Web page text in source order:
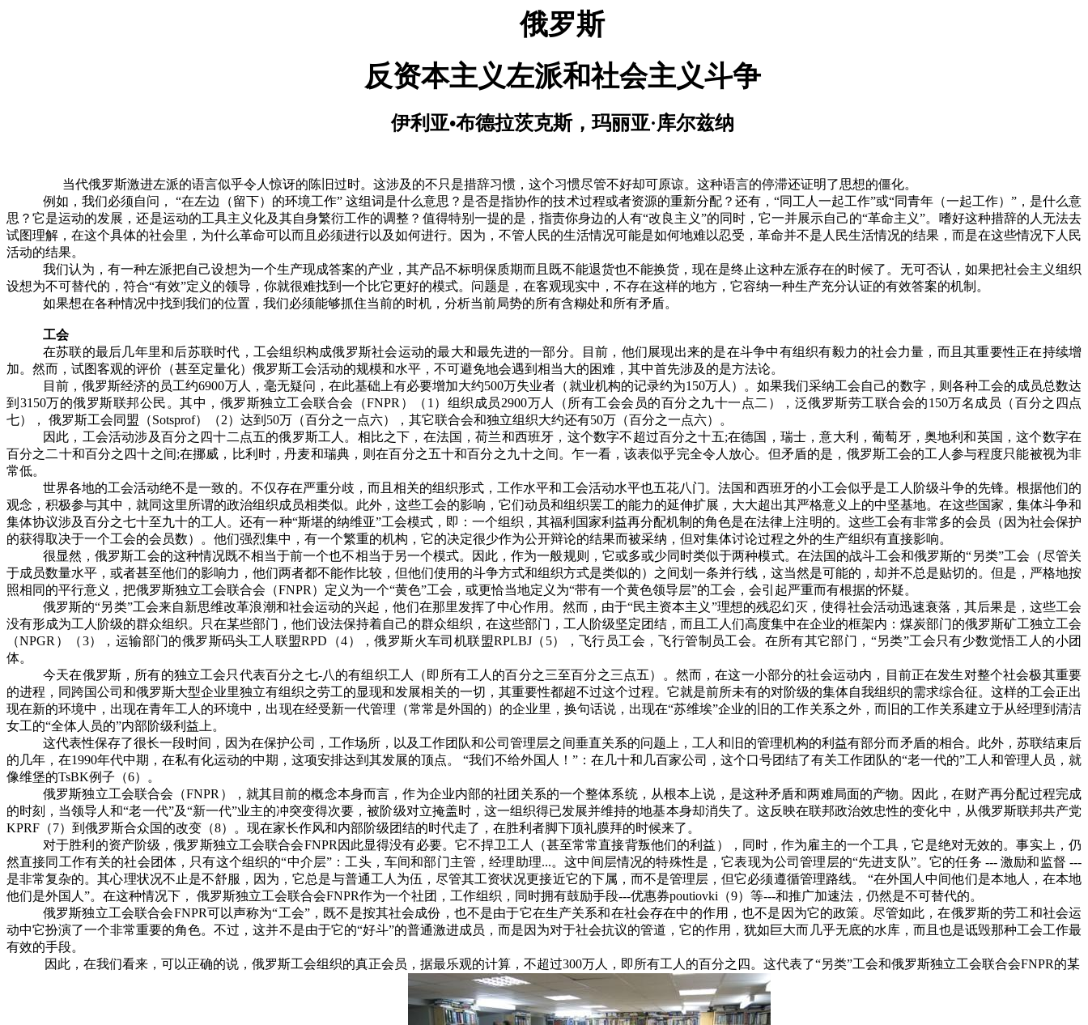
俄罗斯
反资本主义左派和社会主义斗争
伊利亚•布德拉茨克斯，玛丽亚·库尔兹纳
当代俄罗斯激进左派的语言似乎令人惊讶的陈旧过时。这涉及的不只是措辞习惯，这个习惯尽管不好却可原谅。这种语言的停滞还证明了思想的僵化。
例如，我们必须自问， “在左边（留下）的环境工作” 这组词是什么意思？是否是指协作的技术过程或者资源的重新分配？还有，“同工人一起工作”或“同青年（一起工作）”，是什么意
思？它是运动的发展，还是运动的工具主义化及其自身繁衍工作的调整？值得特别一提的是，指责你身边的人有“改良主义”的同时，它一并展示自己的“革命主义”。嗜好这种措辞的人无法去
试图理解，在这个具体的社会里，为什么革命可以而且必须进行以及如何进行。因为，不管人民的生活情况可能是如何地难以忍受，革命并不是人民生活情况的结果，而是在这些情况下人民
活动的结果。
我们认为，有一种左派把自己设想为一个生产现成答案的产业，其产品不标明保质期而且既不能退货也不能换货，现在是终止这种左派存在的时候了。无可否认，如果把社会主义组织
设想为不可替代的，符合“有效”定义的领导，你就很难找到一个比它更好的模式。问题是，在客观现实中，不存在这样的地方，它容纳一种生产充分认证的有效答案的机制。
如果想在各种情况中找到我们的位置，我们必须能够抓住当前的时机，分析当前局势的所有含糊处和所有矛盾。
工会
在苏联的最后几年里和后苏联时代，工会组织构成俄罗斯社会运动的最大和最先进的一部分。目前，他们展现出来的是在斗争中有组织有毅力的社会力量，而且其重要性正在持续增
加。然而，试图客观的评价（甚至定量化）俄罗斯工会活动的规模和水平，不可避免地会遇到相当大的困难，其中首先涉及的是方法论。
目前，俄罗斯经济的员工约6900万人，毫无疑问，在此基础上有必要增加大约500万失业者（就业机构的记录约为150万人）。如果我们采纳工会自己的数字，则各种工会的成员总数达
到 3150万的俄罗斯联邦公民。其中，俄罗斯独立工会联合会（FNPR ）（ 1 ）组织成员2900万人（所有工会会员的百分之九十一点二），泛俄罗斯劳工联合会的150万名成员（百分之四点
七）， 俄罗斯工会同盟（Sotsprof）（2）达到 50万（百分之一点六），其它联合会和独立组织大约还有50万（百分之一点六）。
因此，工会活动涉及百分之四十二点五的俄罗斯工人。相比之下，在法国，荷兰和西班牙，这个数字不超过百分之十五;在德国，瑞士，意大利，葡萄牙，奥地利和英国，这个数字在
百分之二十和百分之四十之间;在挪威，比利时，丹麦和瑞典，则在百分之五十和百分之九十之间。乍一看，该表似乎完全令人放心。但矛盾的是，俄罗斯工会的工人参与程度只能被视为非
常低。
世界各地的工会活动绝不是一致的。不仅存在严重分歧，而且相关的组织形式，工作水平和工会活动水平也五花八门。法国和西班牙的小工会似乎是工人阶级斗争的先锋。根据他们的
观念，积极参与其中，就同这里所谓的政治组织成员相类似。此外，这些工会的影响，它们动员和组织罢工的能力的延伸扩展，大大超出其严格意义上的中坚基地。在这些国家，集体斗争和
集体协议涉及百分之七十至九十的工人。还有一种“斯堪的纳维亚”工会模式，即：一个组织，其福利国家利益再分配机制的角色是在法律上注明的。这些工会有非常多的会员（因为社会保护
的获得取决于一个工会的会员数）。他们强烈集中，有一个繁重的机构，它的决定很少作为公开辩论的结果而被采纳，但对集体讨论过程之外的生产组织有直接影响。
很显然，俄罗斯工会的这种情况既不相当于前一个也不相当于另一个模式。因此，作为一般规则，它或多或少同时类似于两种模式。在法国的战斗工会和俄罗斯的“另类”工会（尽管关
于成员数量水平，或者甚至他们的影响力，他们两者都不能作比较，但他们使用的斗争方式和组织方式是类似的）之间划一条并行线，这当然是可能的，却并不总是贴切的。但是，严格地按
照相同的平行意义，把俄罗斯独立工会联合会（FNPR ）定义为一个“黄色”工会，或更恰当地定义为“带有一个黄色领导层”的工会，会引起严重而有根据的怀疑。
俄罗斯的“另类”工会来自新思维改革浪潮和社会运动的兴起，他们在那里发挥了中心作用。然而，由于“民主资本主义”理想的残忍幻灭，使得社会活动迅速衰落，其后果是，这些工会
没有形成为工人阶级的群众组织。只在某些部门，他们设法保持着自己的群众组织，在这些部门，工人阶级坚定团结，而且工人们高度集中在企业的框架内：煤炭部门的俄罗斯矿工独立工会
（NPGR ）（3），运输部门的俄罗斯码头工人联盟RPD （4），俄罗斯火车司机联盟RPLBJ（ 5），飞行员工会，飞行管制员工会。在所有其它部门，“另类”工会只有少数觉悟工人的小团
体。
今天在俄罗斯，所有的独立工会只代表百分之七-八的有组织工人（即所有工人的百分之三至百分之三点五）。然而，在这一小部分的社会运动内，目前正在发生对整个社会极其重要
的进程，同跨国公司和俄罗斯大型企业里独立有组织之劳工的显现和发展相关的一切，其重要性都超不过这个过程。它就是前所未有的对阶级的集体自我组织的需求综合征。这样的工会正出
现在新的环境中，出现在青年工人的环境中，出现在经受新一代管理（常常是外国的）的企业里，换句话说，出现在“苏维埃”企业的旧的工作关系之外，而旧的工作关系建立于从经理到清洁
女工的“全体人员的”内部阶级利益上。
这代表性保存了很长一段时间，因为在保护公司，工作场所，以及工作团队和公司管理层之间垂直关系的问题上，工人和旧的管理机构的利益有部分而矛盾的相合。此外，苏联结束后
的几年，在1990年代中期，在私有化运动的中期，这项安排达到其发展的顶点。 “我们不给外国人！”：在几十和几百家公司，这个口号团结了有关工作团队的“老一代的”工人和管理人员，就
像维堡的TsBK例子（6）。
俄罗斯独立工会联合会（FNPR ），就其目前的概念本身而言，作为企业内部的社团关系的一个整体系统，从根本上说，是这种矛盾和两难局面的产物。因此，在财产再分配过程完成
的时刻，当领导人和“老一代”及“新一代”业主的冲突变得次要，被阶级对立掩盖时，这一组织得已发展并维持的地基本身却消失了。这反映在联邦政治效忠性的变化中，从俄罗斯联邦共产党
KPRF （7）到俄罗斯合众国的改变（8）。现在家长作风和内部阶级团结的时代走了，在胜利者脚下顶礼膜拜的时候来了。
对于胜利的资产阶级，俄罗斯独立工会联合会FNPR 因此显得没有必要。它不捍卫工人（甚至常常直接背叛他们的利益），同时，作为雇主的一个工具，它是绝对无效的。事实上，仍
然直接同工作有关的社会团体，只有这个组织的“中介层”：工头，车间和部门主管，经理助理...。这中间层情况的特殊性是，它表现为公司管理层的“先进支队”。它的任务 ---激励和监督 ---
是非常复杂的。其心理状况不止是不舒服，因为，它总是与普通工人为伍，尽管其工资状况更接近它的下属，而不是管理层，但它必须遵循管理路线。 “在外国人中间他们是本地人，在本地
他们是外国人”。在这种情况下， 俄罗斯独立工会联合会FNPR作为一个社团，工作组织，同时拥有鼓励手段---优惠券poutiovki （9）等---和推广加速法，仍然是不可替代的。
俄罗斯独立工会联合会FNPR可以声称为“工会”，既不是按其社会成份，也不是由于它在生产关系和在社会存在中的作用，也不是因为它的政策。尽管如此，在俄罗斯的劳工和社会运
动中它扮演了一个非常重要的角色。不过，这并不是由于它的“好斗”的普通激进成员，而是因为对于社会抗议的管道，它的作用，犹如巨大而几乎无底的水库，而且也是诋毁那种工会工作最
有效的手段。
因此，在我们看来，可以正确的说，俄罗斯工会组织的真正会员，据最乐观的计算，不超过300万人，即所有工人的百分之四。这代表了“另类”工会和俄罗斯独立工会联合会FNPR的某